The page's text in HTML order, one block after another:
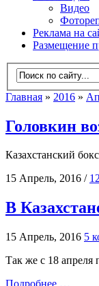
Видео
Реклама на
Размещение
Главная » 2016 »
Головкин
Казахстанский
15 Апрель, 2016 /
В
15 Апрель, 2016 5
Так же с 18 апреля